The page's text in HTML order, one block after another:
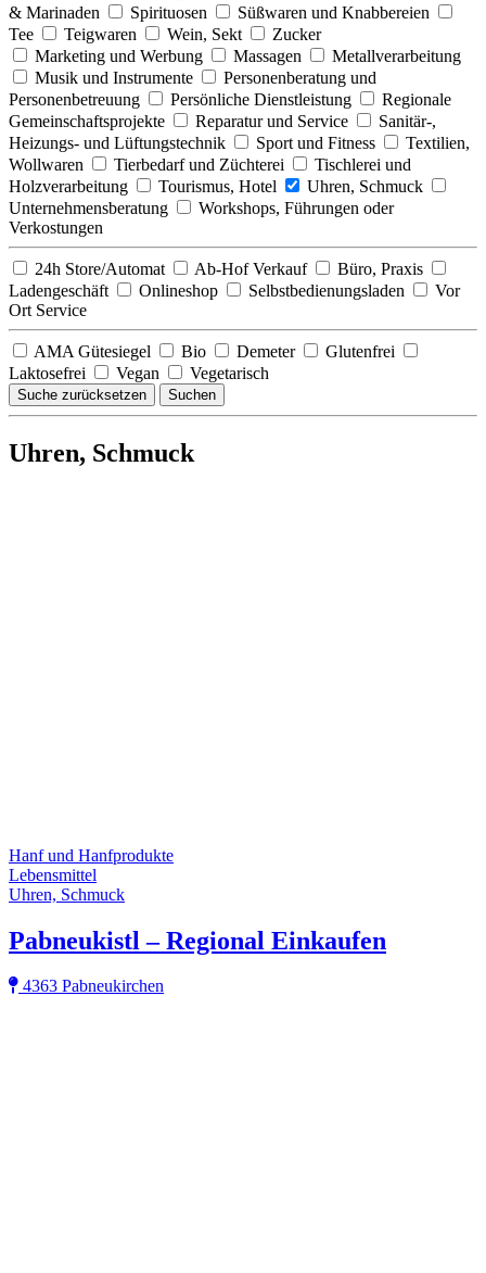
& Marinaden
Spirituosen
Süßwaren und Knabbereien
Tee
Teigwaren Wein, Sekt
Zucker
Marketing und Werbung
Massagen
Metallverarbeitung
Musik und Instrumente
Personenberatung und
Personenbetreuung
Persönliche Dienstleistung
Regionale
Gemeinschaftsprojekte
Reparatur und Service
Sanitär-,
Heizungs- und Lüftungstechnik
Sport und Fitness
Textilien,
Wollwaren
Tierbedarf und Züchterei
Tischlerei und
Holzverarbeitung
Tourismus, Hotel
Uhren, Schmuck
Unternehmensberatung
Workshops, Führungen oder
Verkostungen
24h Store/Automat Ab-Hof Verkauf
Büro, Praxis
Ladengeschäft
Onlineshop Selbstbedienungsladen
Vor
Ort Service
AMA Gütesiegel Bio Demeter
Glutenfrei
Laktosefrei
Vegan Vegetarisch
Suche zurücksetzen Suchen
Uhren, Schmuck
Hanf und Hanfprodukte
Lebensmittel
Uhren, Schmuck
Pabneukistl – Regional Einkaufen
4363 Pabneukirchen